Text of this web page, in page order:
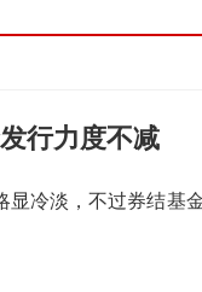
行力度不减
显冷淡，不过券结基